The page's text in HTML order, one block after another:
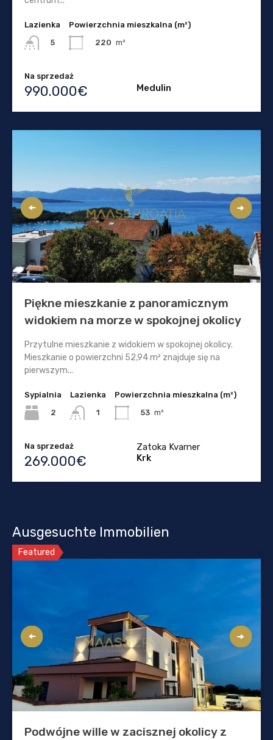
Lazienka
5
Powierzchnia mieszkalna (m²)
220 m²
Na sprzedaż
990.000€ Medulin
Piękne mieszkanie z panoramicznym
widokiem na morze w spokojnej okolicy
Przytulne mieszkanie z widokiem w spokojnej okolicy.
Mieszkanie o powierzchni 52,94 m² znajduje się na
pierwszym...
Sypialnia
2
Lazienka
1
Powierzchnia mieszkalna (m²)
53 m²
Na sprzedaż
269.000€
Zatoka Kvarner
Krk
Ausgesuchte Immobilien
Featured
Podwójne wille w zacisznej okolicy z